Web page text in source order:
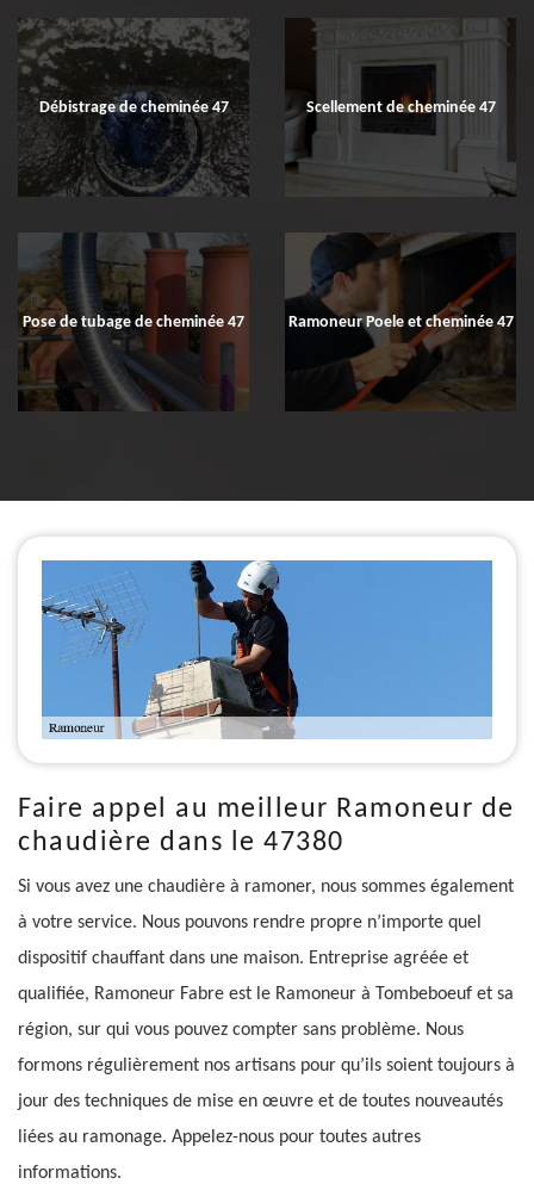
Débistrage de cheminée 47 Scellement de cheminée 47
Pose de tubage de cheminée 47 Ramoneur Poele et cheminée 47
Faire appel au meilleur Ramoneur de
chaudière dans le 47380
Si vous avez une chaudière à ramoner, nous sommes également
à votre service. Nous pouvons rendre propre n’importe quel
dispositif chauffant dans une maison. Entreprise agréée et
qualifiée, Ramoneur Fabre est le Ramoneur à Tombeboeuf et sa
région, sur qui vous pouvez compter sans problème. Nous
formons régulièrement nos artisans pour qu’ils soient toujours à
jour des techniques de mise en œuvre et de toutes nouveautés
liées au ramonage. Appelez-nous pour toutes autres
informations.